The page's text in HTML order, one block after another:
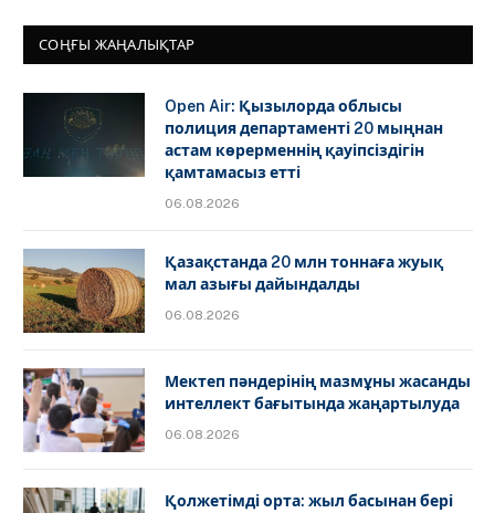
СОҢҒЫ ЖАҢАЛЫҚТАР
Open Air: Қызылорда облысы
полиция департаменті 20 мыңнан
астам көрерменнің қауіпсіздігін
қамтамасыз етті
06.08.2026
Қазақстанда 20 млн тоннаға жуық
мал азығы дайындалды
06.08.2026
Мектеп пәндерінің мазмұны жасанды
интеллект бағытында жаңартылуда
06.08.2026
Қолжетімді орта: жыл басынан бері